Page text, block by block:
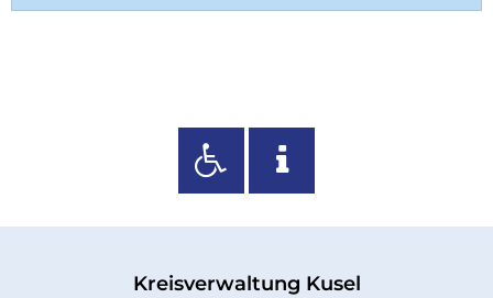
Kreisverwaltung Kusel